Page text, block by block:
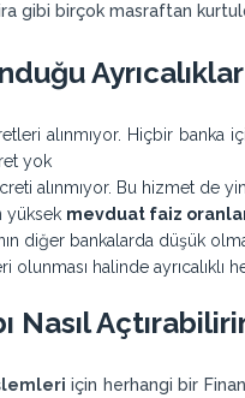
gibi birçok masraftan
alınmıyor. Hiçbir
yok
alınmıyor. Bu hizmet de
yüksek mevduat faiz
diğer bankalarda düşük
olunması halinde ayrıcalıklı
Nasıl
için herhangi bir